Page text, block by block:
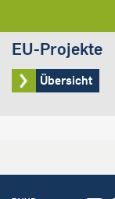
EU-Projekte
Übersicht